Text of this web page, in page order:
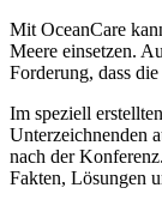
Mit OceanCare
Meere einsetzen.
Forderung, dass
Im speziell
Unterzeichnenden
nach der
Fakten, Lösungen